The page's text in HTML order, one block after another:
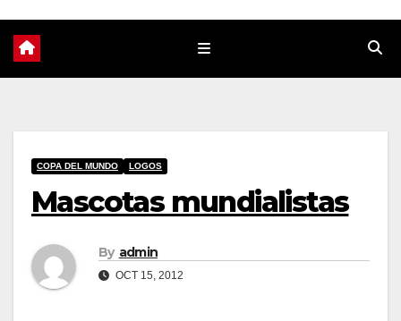
COPA DEL MUNDO LOGOS
Mascotas mundialistas
By admin
OCT 15, 2012